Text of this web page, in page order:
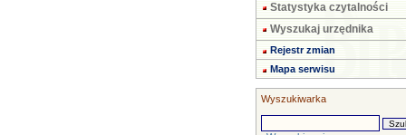
Statystyka czytalności
Wyszukaj urzędnika
Rejestr zmian
Mapa serwisu
Wyszukiwarka